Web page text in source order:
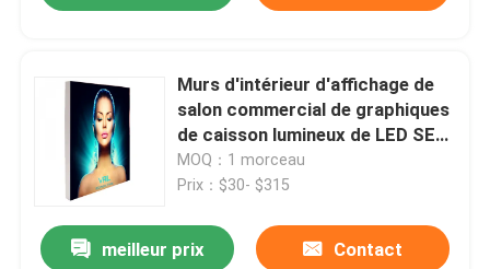
Produits
Vidéos
A propos de nous
Murs d'intérieur d'affichage de
salon commercial de graphiques
de caisson lumineux de LED SEG
1mx2m
MOQ：1 morceau
Prix：$30- $315
meilleur prix Contact